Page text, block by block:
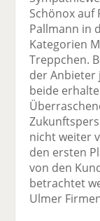
Schönox auf
Pallmann in
Kategorien
Treppchen.
der Anbieter
beide
nicht weiter
den ersten
von den
betrachtet
Ulmer